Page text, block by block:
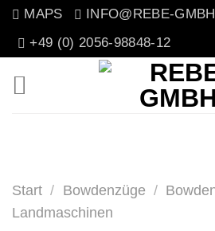
Zum
Inhalt
MAPS
INFO@REBE-
+49 (0) 2056-98848-12
Start / Bowdenzüge /
Landmaschinen